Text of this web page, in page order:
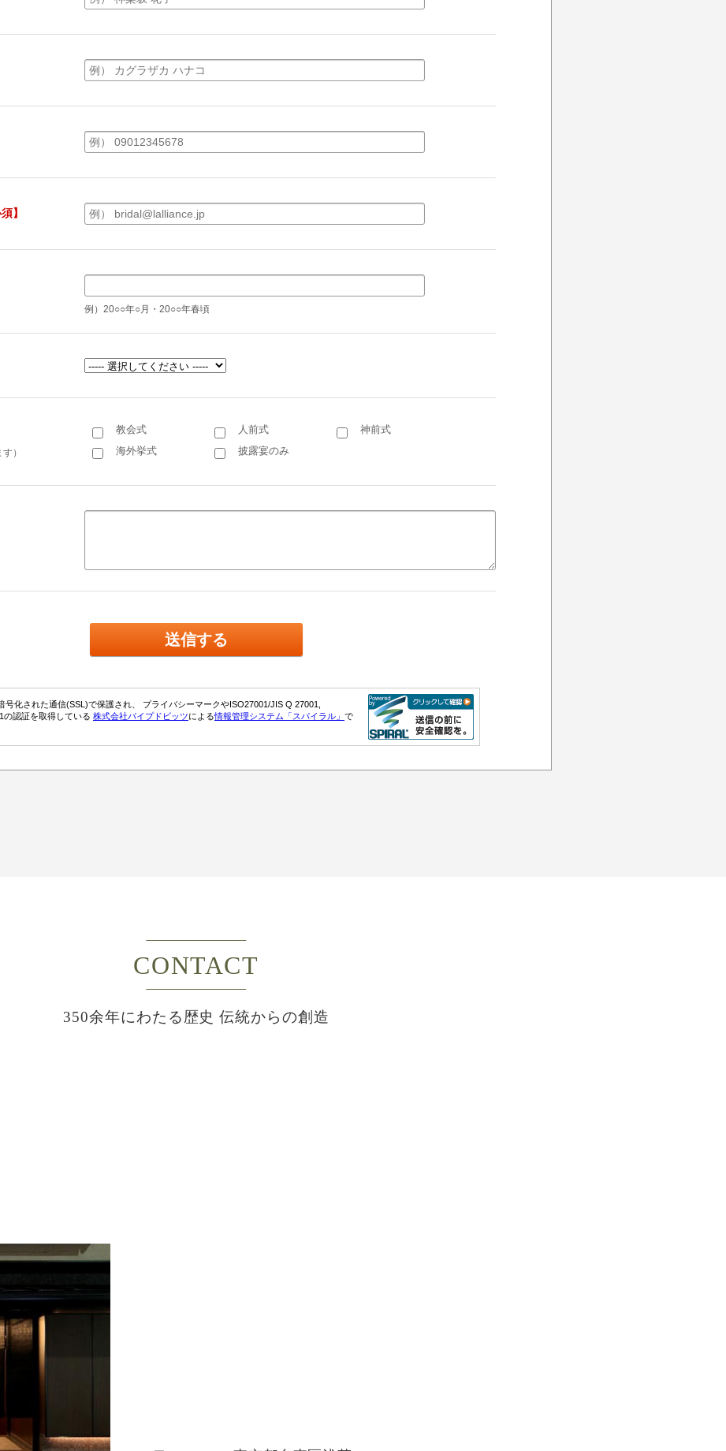
CONTACT
350余年にわたる歴史 伝統からの創造